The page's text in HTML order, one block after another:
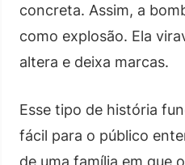
concreta. Assim, a
como explosão. Ela
altera e deixa marcas.
Esse tipo de história
fácil para o público
de uma família em que